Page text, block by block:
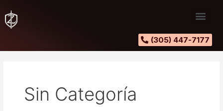
(305) 447-7177
Sin Categoría